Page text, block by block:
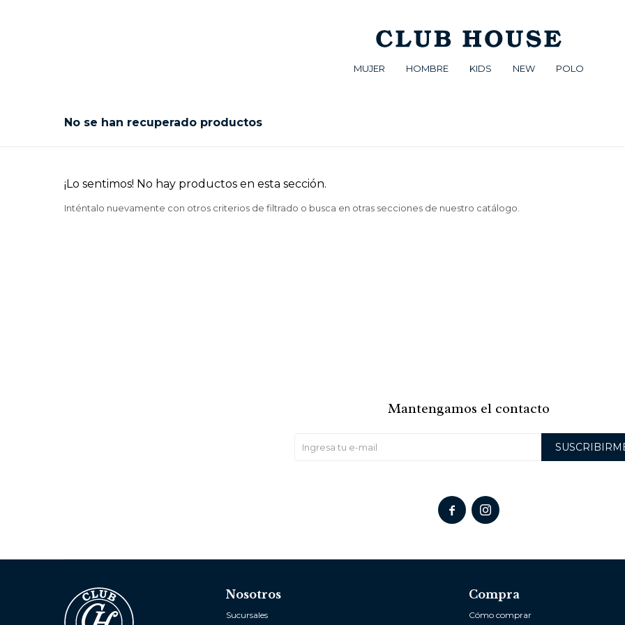
MUJER HOMBRE KIDS NEW POLO
No se han recuperado productos
¡Lo sentimos! No hay productos en esta sección.
Inténtalo nuevamente con otros criterios de filtrado o busca en otras secciones de nuestro catálogo.
Nosotros
Sucursales
Compra
Cómo comprar
Mantengamos el contacto
 